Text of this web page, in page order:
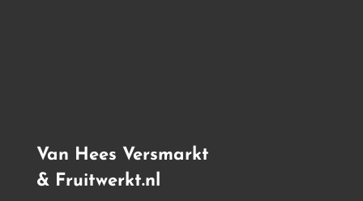
Van Hees Versmarkt
& Fruitwerkt.nl